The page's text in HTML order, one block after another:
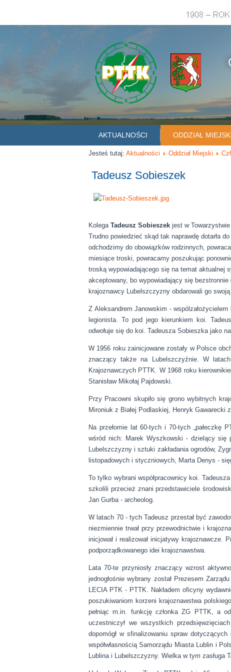
AKTUALNOŚCI ODDZIAŁ
Jesteś tutaj: Aktualności Oddział Miejski
Tadeusz Sobieszek
Kolega Tadeusz Sobieszek jest w
Trudno powiedzieć skąd tak naprawdę dotarła
odchodzimy do obowiązków rodzinnych,
miesiące troski, powracamy poszukując
troską wypowiadającego się na temat aktualnej
akceptowany, bo wypowiadający się
krajoznawcy Lubelszczyzny obdarowali go
Z Aleksandrem Janowskim -
legionista. To pod jego kierunkiem koi.
odwołuje się do koi. Tadeusza Sobieszka jako
W 1956 roku zainicjowane zostały w Polsce
znaczący także na Lubelszczyźnie. W
Krajoznawczych PTTK. W 1968 roku
Stanisław Mikołaj Pajdowski.
Przy Pracowni skupiło się grono wybitnych
Mironiuk z Białej Podlaskiej, Henryk Gawarecki
Na przełomie lat 60-tych i 70-tych „pałeczkę
wśród nich: Marek Wyszkowski - dzielący się
Lubelszczyzny i sztuki zakładania ogrodów,
listopadowych i styczniowych, Marta Denys -
To tylko wybrani współpracownicy koi.
szkolili przecież znani przedstawiciele
Jan Gurba - archeolog.
W latach 70 - tych Tadeusz przestał być
niezmiennie trwał przy przewodnictwie i
inicjował i realizował inicjatywy
podporządkowanego idei krajoznawstwa.
Lata 70-te przyniosły znaczący wzrost
jednogłośnie wybrany został Prezesem
LECIA PTK - PTTK. Nakładem oficyny
poszukiwaniom korzeni krajoznawstwa
pełniąc rn.in. funkcję członka ZG PTTK, a
uczestniczył we wszystkich
dopomógł w sfinalizowaniu spraw
współwłasnością Samorządu Miasta Lublin i
Lublina i Lubelszczyzny. Wielka w tym zasługa